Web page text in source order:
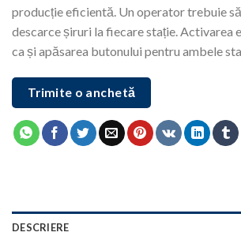
producție eficientă. Un operator trebuie
descarce șiruri la fiecare stație. Activarea
ca și apăsarea butonului pentru ambele
Trimite o anchetă
DESCRIERE